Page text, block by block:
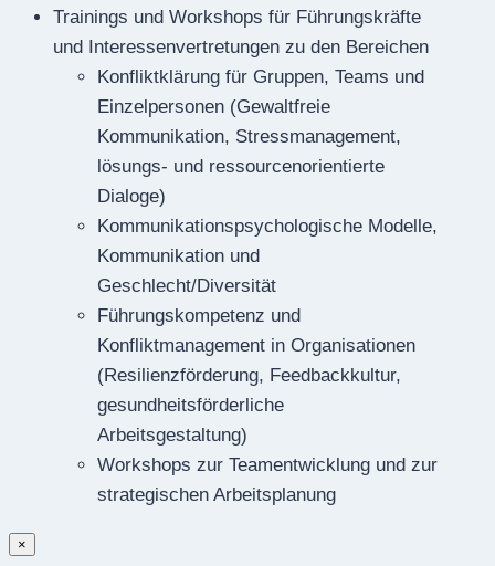
Trainings und Workshops für Führungskräfte
und Interessenvertretungen zu den Bereichen
Konfliktklärung für Gruppen, Teams und
Einzelpersonen (Gewaltfreie
Kommunikation, Stressmanagement,
lösungs- und ressourcenorientierte
Dialoge)
Kommunikationspsychologische Modelle,
Kommunikation und
Geschlecht/Diversität
Führungskompetenz und
Konfliktmanagement in Organisationen
(Resilienzförderung, Feedbackkultur,
gesundheitsförderliche
Arbeitsgestaltung)
Workshops zur Teamentwicklung und zur
strategischen Arbeitsplanung
×